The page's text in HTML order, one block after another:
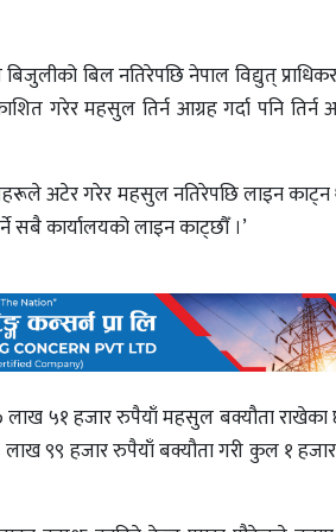
बिल नतिरेपछि नेपाल विद्युत्
गरेर महसुल तिर्न आग्रह गर्दा पनि
अटेर गरेर महसुल नतिरेपछि लाइन काट्न
सबै कार्यालयको लाइन काट्छौँ ।’
लाख ५१ हजार रुपैयाँ महसुल बक्यौता
९९ हजार रुपैयाँ बक्यौता गरी कुल १